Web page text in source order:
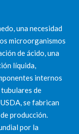
una necesidad
microorganismos
de ácido, una
líquida,
internos
se fabrican
producción.
por la